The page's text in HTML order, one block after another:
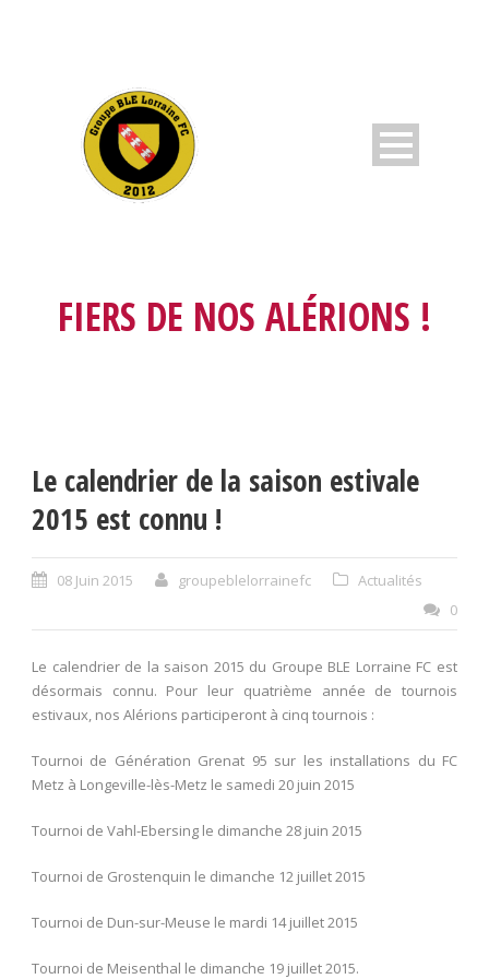
FIERS DE NOS ALÉRIONS !
Le calendrier de la saison estivale
2015 est connu !
08 Juin 2015 groupeblelorrainefc
Actualités
0
Le calendrier de la saison 2015 du Groupe BLE Lorraine FC est
désormais connu. Pour leur quatrième année de tournois
estivaux, nos Alérions participeront à cinq tournois :
Tournoi de Génération Grenat 95 sur les installations du FC
Metz à Longeville-lès-Metz le samedi 20 juin 2015
Tournoi de Vahl-Ebersing le dimanche 28 juin 2015
Tournoi de Grostenquin le dimanche 12 juillet 2015
Tournoi de Dun-sur-Meuse le mardi 14 juillet 2015
Tournoi de Meisenthal le dimanche 19 juillet 2015.